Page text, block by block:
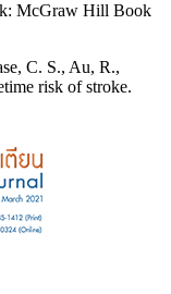
McGraw Hill Book
C. S., Au, R.,
risk of stroke.